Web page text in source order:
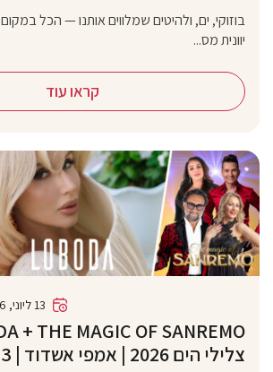
בוזוקי, ים, ולהיטים שמלווים אותנו — הכל
יוונית מס...
קראו עוד
13 ליוני, 2026
צלילי הים 2026 | אמפי אשדוד | 13 ביוני